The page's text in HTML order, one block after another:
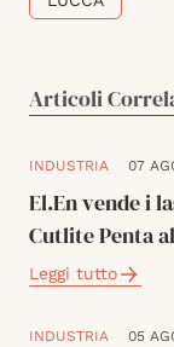
Articoli
INDUSTRIA 07
El.En vende i
Cutlite Penta
Leggi tutto
INDUSTRIA 05